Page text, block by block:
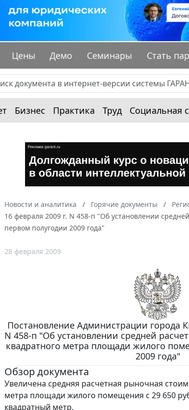
Цены Демо Семинары Стать
Бизнес Практика Труд Социальная
Новости и аналитика Горячие документы
16 февраля 2009 г. N 458-п "Об установлении
первом полугодии 2009 года"
28 февраля 2009
Постановление Администрации города
N 458-п "Об установлении средней
квадратного метра площади жилого
2009 года"
Обзор документа
Увеличена средняя расчетная рыночная
метра площади жилого помещения с 29 650
квадратный метр.